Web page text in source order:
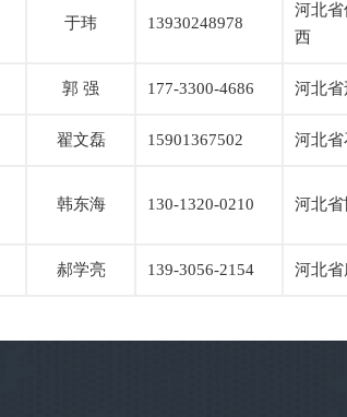
于玮 13930248978
河北
西
郭 强 177-3300-4686 河北
翟文磊 15901367502 河北
韩东海 130-1320-0210 河北
郝学亮 139-3056-2154 河北